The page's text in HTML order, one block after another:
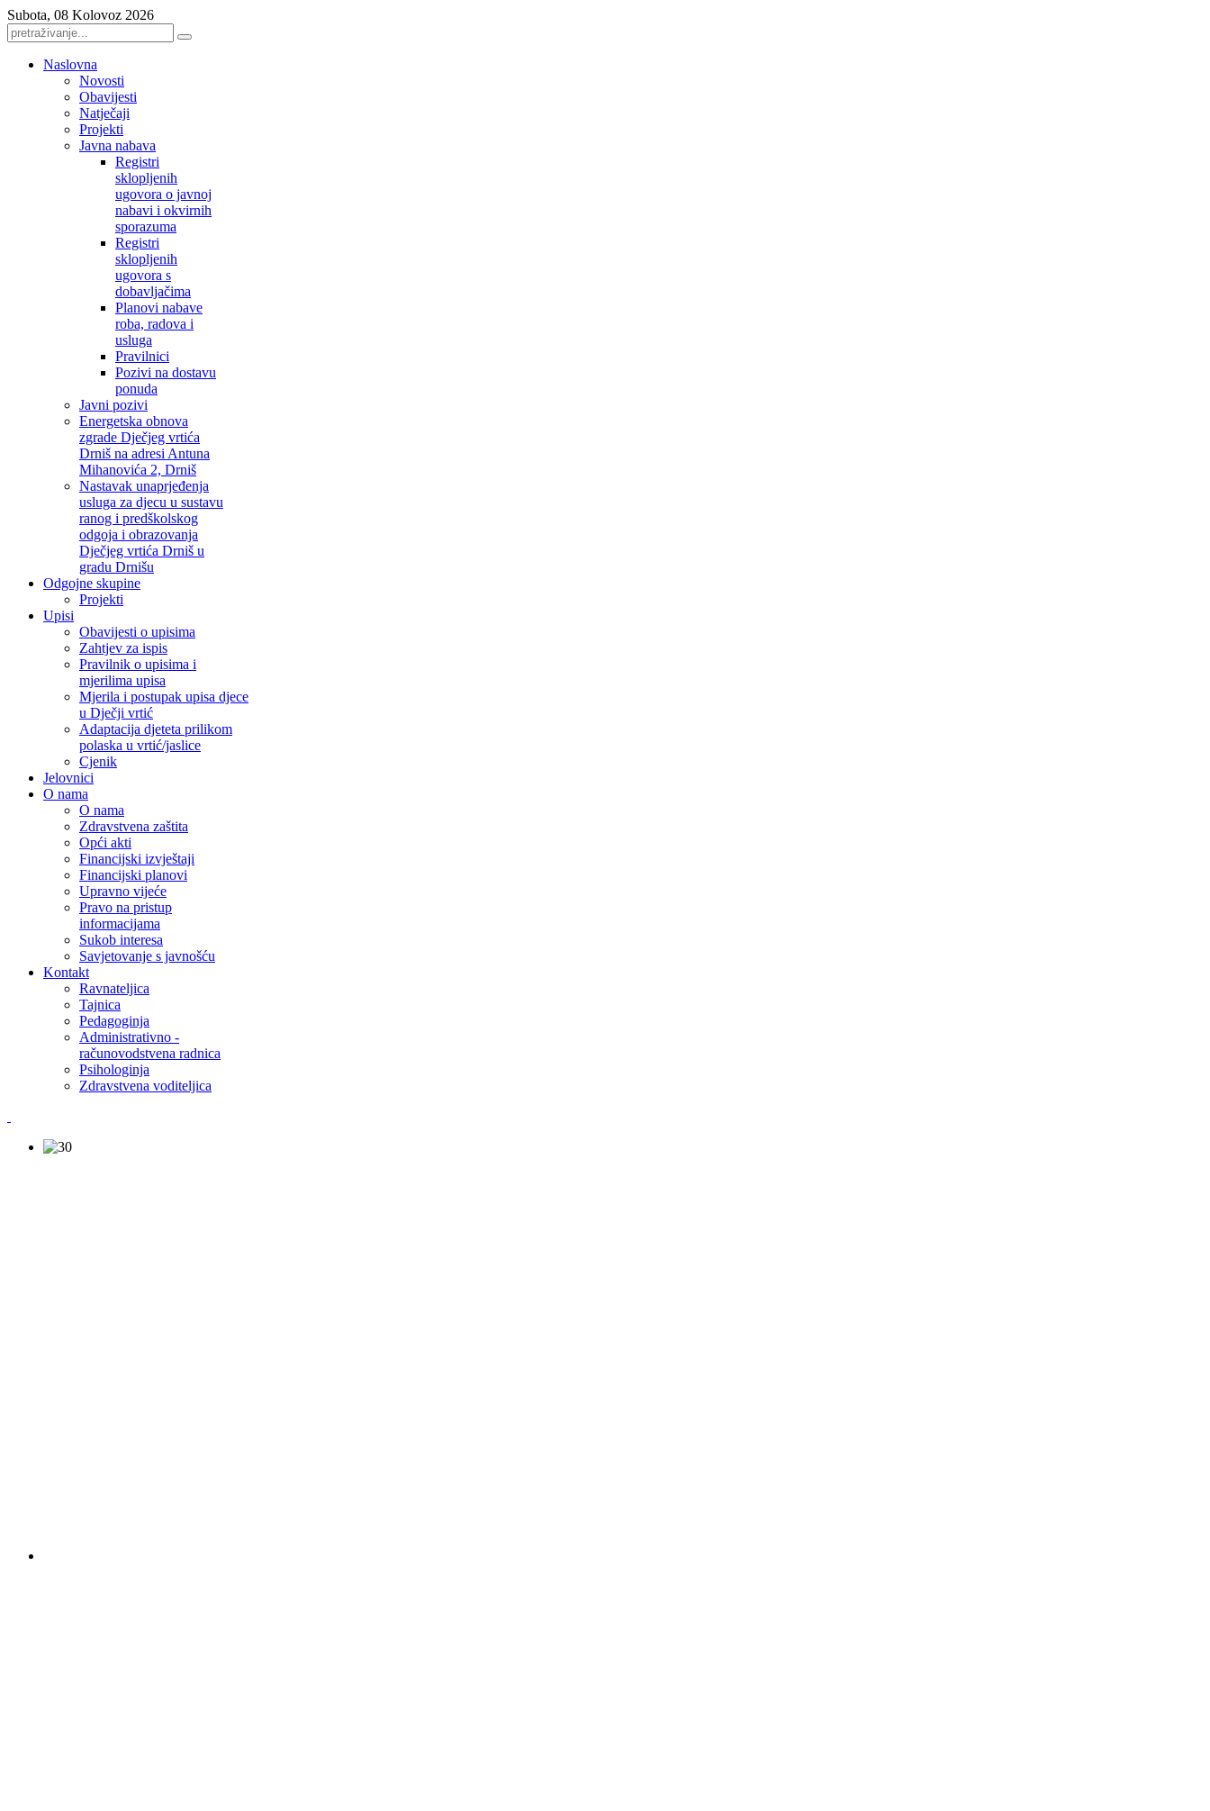
Subota, 08 Kolovoz 2026
Naslovna
Novosti
Obavijesti
Natječaji
Projekti
Javna nabava
Registri
sklopljenih
ugovora o javnoj
nabavi i okvirnih
sporazuma
Registri
sklopljenih
ugovora s
dobavljačima
Planovi nabave
roba, radova i
usluga
Pravilnici
Pozivi na dostavu
ponuda
Javni pozivi
Energetska obnova
zgrade Dječjeg vrtića
Drniš na adresi Antuna
Mihanovića 2, Drniš
Nastavak unaprjeđenja
usluga za djecu u sustavu
ranog i predškolskog
odgoja i obrazovanja
Dječjeg vrtića Drniš u
gradu Drnišu
Odgojne skupine
Projekti
Upisi
Obavijesti o upisima
Zahtjev za ispis
Pravilnik o upisima i
mjerilima upisa
Mjerila i postupak upisa djece
u Dječji vrtić
Adaptacija djeteta prilikom
polaska u vrtić/jaslice
Cjenik
Jelovnici
O nama
O nama
Zdravstvena zaštita
Opći akti
Financijski izvještaji
Financijski planovi
Upravno vijeće
Pravo na pristup
informacijama
Sukob interesa
Savjetovanje s javnošću
Kontakt
Ravnateljica
Tajnica
Pedagoginja
Administrativno -
računovodstvena radnica
Psihologinja
Zdravstvena voditeljica